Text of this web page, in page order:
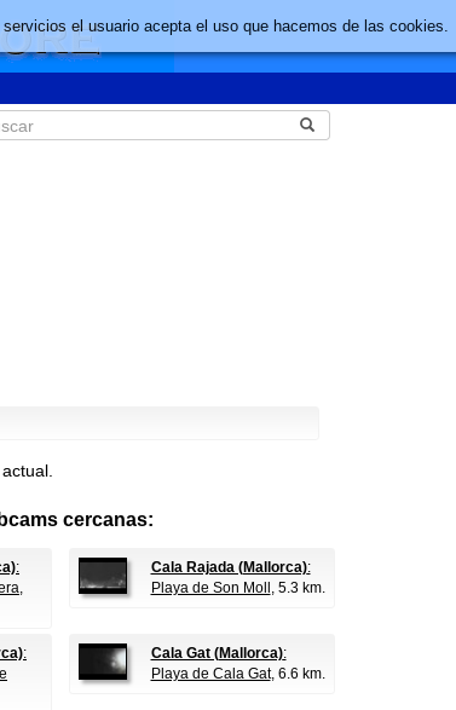
cercanas:
:
,
Cala Rajada (Mallorca):
Playa de Son Moll , 5.3 km.
:
Cala Gat (Mallorca):
Playa de Cala Gat, 6.6 km.
el usuario acepta el uso que hacemos de las cookies.